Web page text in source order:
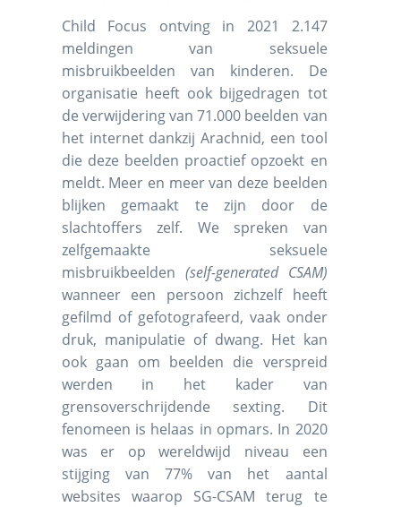
Child Focus ontving in 2021 2.147
meldingen van seksuele
misbruikbeelden van kinderen. De
organisatie heeft ook bijgedragen tot
de verwijdering van 71.000 beelden van
het internet dankzij Arachnid, een tool
die deze beelden proactief opzoekt en
meldt. Meer en meer van deze beelden
blijken gemaakt te zijn door de
slachtoffers zelf. We spreken van
zelfgemaakte seksuele
misbruikbeelden (self-generated CSAM)
wanneer een persoon zichzelf heeft
gefilmd of gefotografeerd, vaak onder
druk, manipulatie of dwang. Het kan
ook gaan om beelden die verspreid
werden in het kader van
grensoverschrijdende sexting. Dit
fenomeen is helaas in opmars. In 2020
was er op wereldwijd niveau een
stijging van 77% van het aantal
websites waarop SG-CSAM terug te